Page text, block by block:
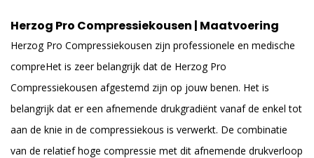
Herzog Pro Compressiekousen | Maatvoering
Herzog Pro Compressiekousen zijn professionele en medische
compreHet is zeer belangrijk dat de Herzog Pro
Compressiekousen afgestemd zijn op jouw benen. Het is
belangrijk dat er een afnemende drukgradiënt vanaf de enkel tot
aan de knie in de compressiekous is verwerkt. De combinatie
van de relatief hoge compressie met dit afnemende drukverloop